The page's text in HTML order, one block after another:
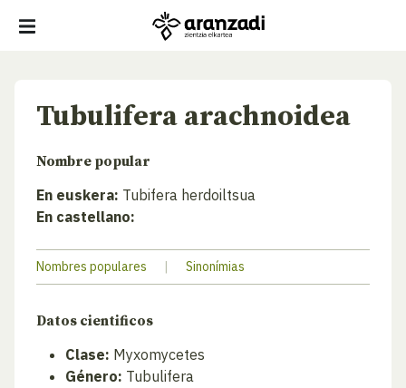
Tubulifera arachnoidea
Nombre popular
En euskera: Tubifera herdoiltsua
En castellano:
Nombres populares | Sinonímias
Datos cientificos
Clase: Myxomycetes
Género: Tubulifera